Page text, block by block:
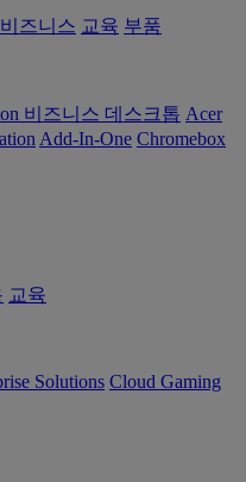
비즈니스 교육 부품
비즈니스 데스크톱 Acer
Add-In-One Chromebox
교육
Solutions Cloud Gaming